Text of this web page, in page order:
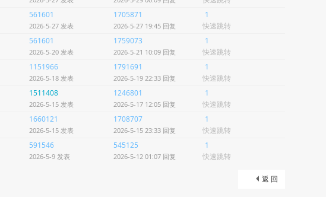
561601
2026-5-27 发表
1705871
2026-5-27 19:45 回复
1
快速跳转
561601
2026-5-20 发表
1759073
2026-5-21 10:09 回复
1
快速跳转
1151966
2026-5-18 发表
1791691
2026-5-19 22:33 回复
1
快速跳转
1511408
2026-5-15 发表
1246801
2026-5-17 12:05 回复
1
快速跳转
1660121
2026-5-15 发表
1708707
2026-5-15 23:33 回复
1
快速跳转
591546
2026-5-9 发表
545125
2026-5-12 01:07 回复
1
快速跳转
返 回